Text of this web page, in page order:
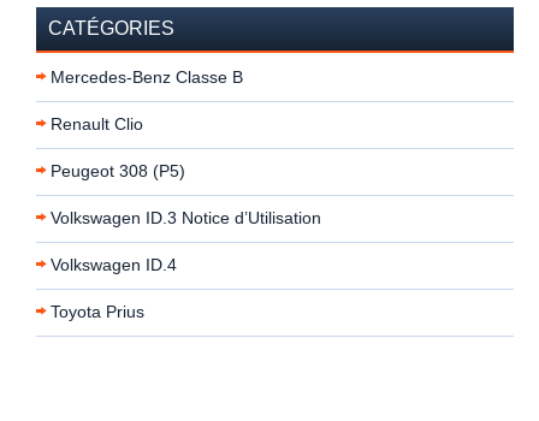
CATÉGORIES
Mercedes-Benz Classe B
Renault Clio
Peugeot 308 (P5)
Volkswagen ID.3 Notice d’Utilisation
Volkswagen ID.4
Toyota Prius